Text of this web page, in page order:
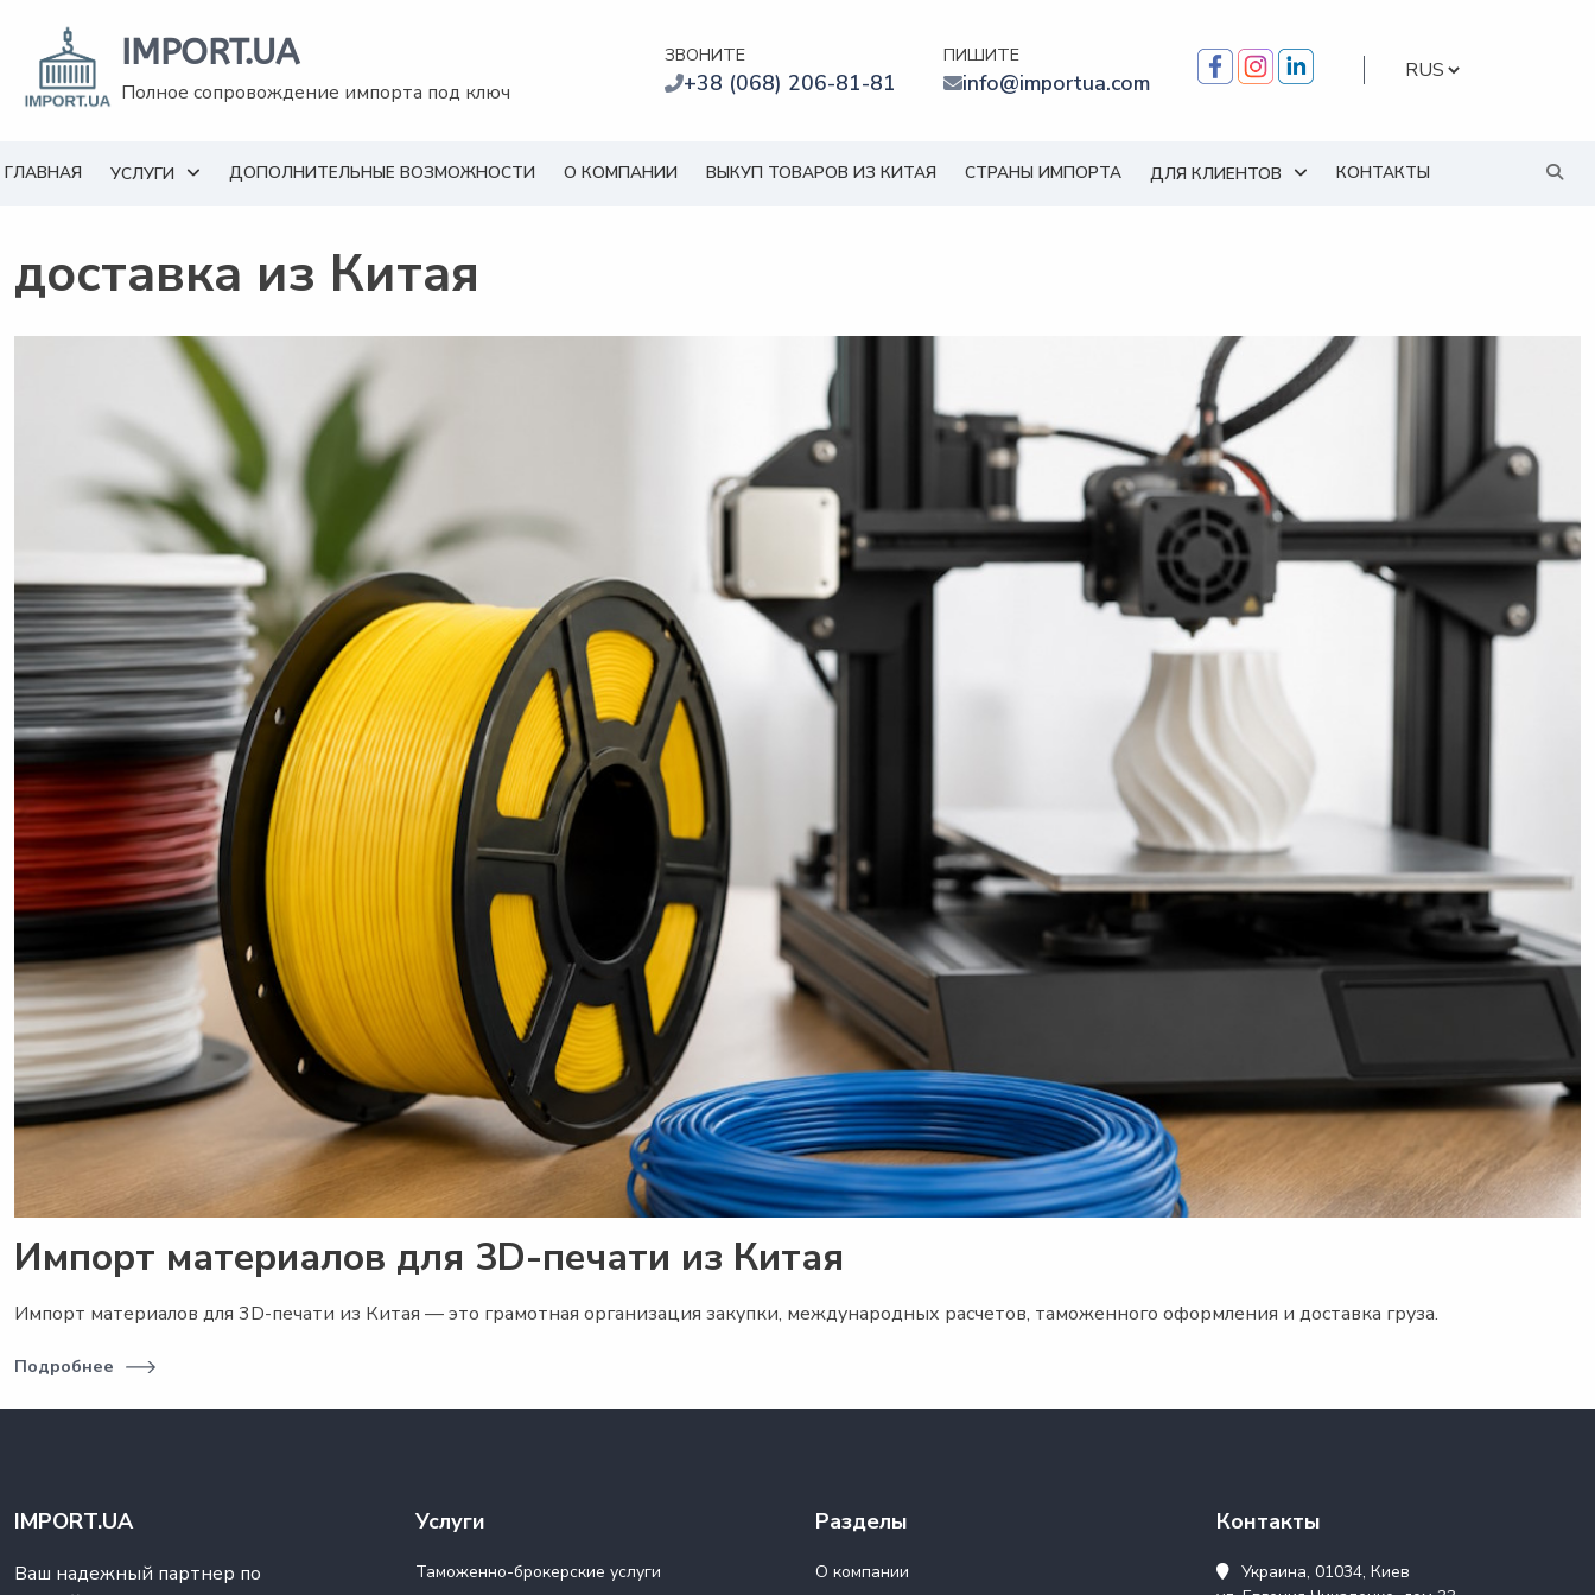
содержанию
IMPORT.UA
Полное сопровождение импорта под ключ
ЗВОНИТЕ
+38 (068) 206-81-81
ПИШИТЕ
info@importua.com
Выбрать
ГЛАВНАЯ УСЛУГИ ДОПОЛНИТЕЛЬНЫЕ ВОЗМОЖНОСТИ О КОМПАНИИ ВЫКУП ТОВАРОВ ИЗ КИТАЯ СТРАНЫ ИМПОРТА ДЛЯ КЛИЕНТОВ КОНТАКТЫ
доставка из Китая
Импорт материалов для 3D-печати из Китая
Импорт материалов для 3D-печати из Китая — это грамотная организация закупки, международных расчетов, таможенного оформления и доставка груза.
Подробнее
IMPORT.UA
Ваш надежный партнер по
Услуги
Таможенно-брокерские услуги
Разделы
О компании
Контакты
Украина, 01034, Киев